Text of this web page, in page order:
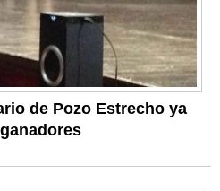
de Pozo Estrecho ya